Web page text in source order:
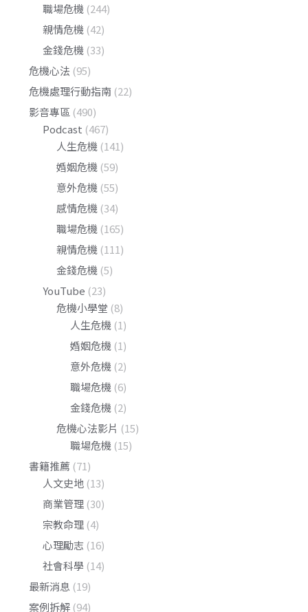
職場危機 (244)
親情危機 (42)
金錢危機 (33)
危機心法 (95)
危機處理行動指南 (22)
影音專區 (490)
Podcast (467)
人生危機 (141)
婚姻危機 (59)
意外危機 (55)
感情危機 (34)
職場危機 (165)
親情危機 (111)
金錢危機 (5)
YouTube (23)
危機小學堂 (8)
人生危機 (1)
婚姻危機 (1)
意外危機 (2)
職場危機 (6)
金錢危機 (2)
危機心法影片 (15)
職場危機 (15)
書籍推薦 (71)
人文史地 (13)
商業管理 (30)
宗教命理 (4)
心理勵志 (16)
社會科學 (14)
最新消息 (19)
案例拆解 (94)